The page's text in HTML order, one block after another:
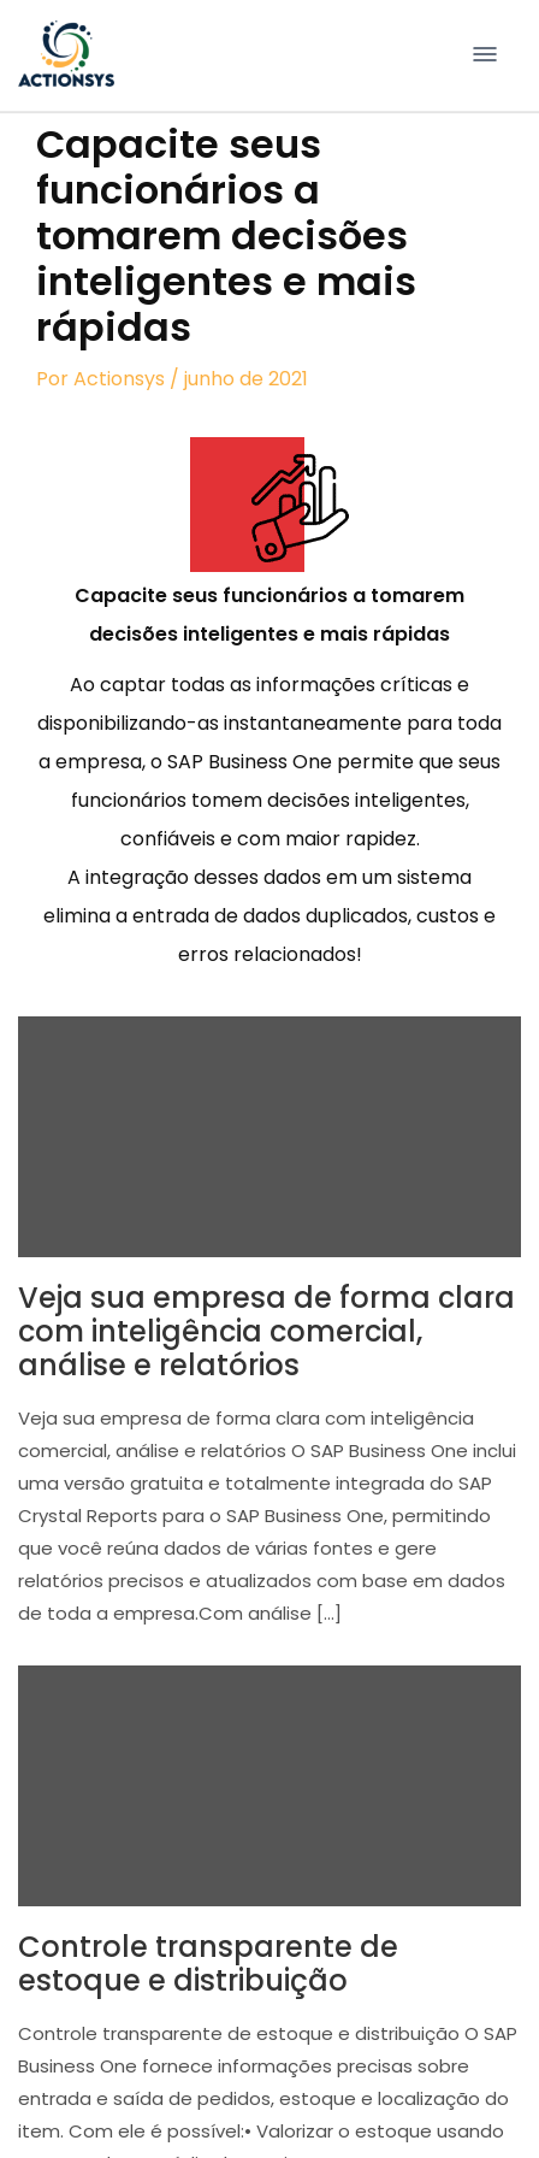
conteúdo
Capacite seus
funcionários a
tomarem decisões
inteligentes e mais
rápidas
PorActionsys / junho de 2021
Capacite seus funcionários a tomarem
decisões inteligentes e mais rápidas
Ao captar todas as informações críticas e
disponibilizando-as instantaneamente para toda
a empresa, o SAP Business One permite que seus
funcionários tomem decisões inteligentes,
confiáveis e com maior rapidez.
A integração desses dados em um sistema
elimina a entrada de dados duplicados, custos e
erros relacionados!
Veja sua empresa de forma clara
com inteligência comercial,
análise e relatórios
Veja sua empresa de forma clara com inteligência
comercial, análise e relatórios O SAP Business One inclui
uma versão gratuita e totalmente integrada do SAP
Crystal Reports para o SAP Business One, permitindo
que você reúna dados de várias fontes e gere
relatórios precisos e atualizados com base em dados
de toda a empresa.Com análise […]
Controle transparente de
estoque e distribuição
Controle transparente de estoque e distribuição O SAP
Business One fornece informações precisas sobre
entrada e saída de pedidos, estoque e localização do
item. Com ele é possível:• Valorizar o estoque usando